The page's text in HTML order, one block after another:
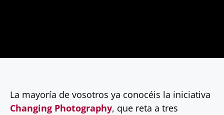
La mayoría de vosotros ya conocéis la iniciativa
Changing Photography, que reta a tres